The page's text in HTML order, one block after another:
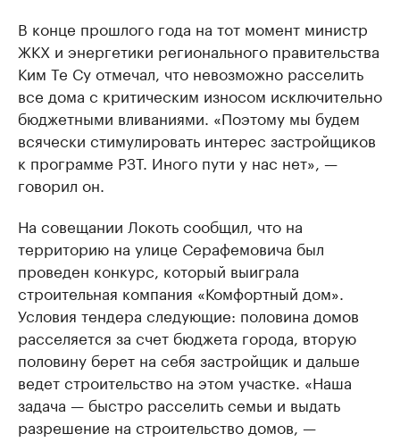
В конце прошлого года на тот момент министр
ЖКХ и энергетики регионального правительства
Ким Те Су отмечал, что невозможно расселить
все дома с критическим износом исключительно
бюджетными вливаниями. «Поэтому мы будем
всячески стимулировать интерес застройщиков
к программе РЗТ. Иного пути у нас нет», —
говорил он.
На совещании Локоть сообщил, что на
территорию на улице Серафемовича был
проведен конкурс, который выиграла
строительная компания «Комфортный дом».
Условия тендера следующие: половина домов
расселяется за счет бюджета города, вторую
половину берет на себя застройщик и дальше
ведет строительство на этом участке. «Наша
задача — быстро расселить семьи и выдать
разрешение на строительство домов, —